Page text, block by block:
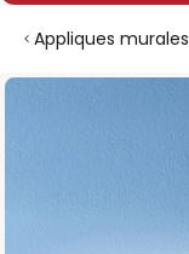
Appliques murales
Skip
the